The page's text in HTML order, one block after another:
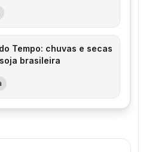
Tempo: chuvas e secas
brasileira